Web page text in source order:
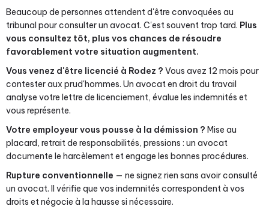
Beaucoup de personnes attendent d'être convoquées au
tribunal pour consulter un avocat. C'est souvent trop tard. Plus
vous consultez tôt, plus vos chances de résoudre
favorablement votre situation augmentent.
Vous venez d'être licencié à Rodez ? Vous avez 12 mois pour
contester aux prud'hommes. Un avocat en droit du travail
analyse votre lettre de licenciement, évalue les indemnités et
vous représente.
Votre employeur vous pousse à la démission ? Mise au
placard, retrait de responsabilités, pressions : un avocat
documente le harcèlement et engage les bonnes procédures.
Rupture conventionnelle — ne signez rien sans avoir consulté
un avocat. Il vérifie que vos indemnités correspondent à vos
droits et négocie à la hausse si nécessaire.